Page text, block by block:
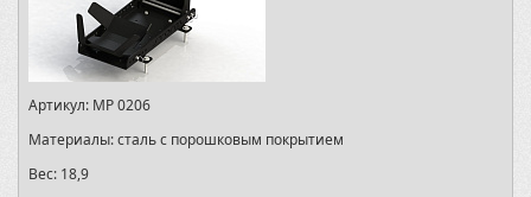
Артикул: MP 0206
Материалы:сталь с порошковым покрытием
Вес: 18,9